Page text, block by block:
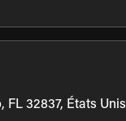
FL 32837, États Unis